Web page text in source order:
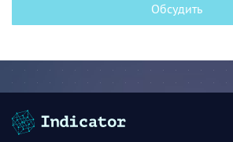
Обсудить